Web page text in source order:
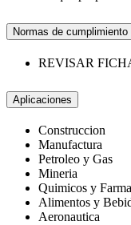
Normas de cumplimiento
REVISAR
Aplicaciones
Construccion
Manufactura
Petroleo y Gas
Mineria
Quimicos y
Alimentos y
Aeronautica